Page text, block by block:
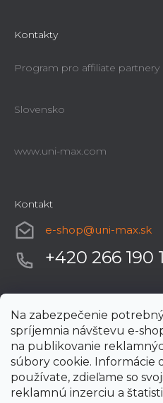
Na zabezpečenie
spríjemnia návštevu e-
na publikovanie
súbory cookie. Informácie
používate, zdieľame so
reklamnú inzerciu a
Kontakty
Program pro affiliate partnery
Slovensko
www.uni-max.com
Kontakt
e-shop@uni-max.sk
+420 266 190